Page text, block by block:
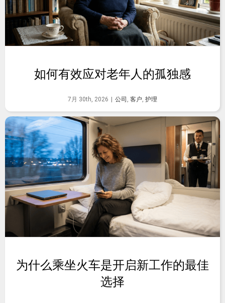
如何有效应对老年人的孤独感
7月 30th, 2026 公司 , 客户, 护理
为什么乘坐火车是开启新工作的最佳
选择